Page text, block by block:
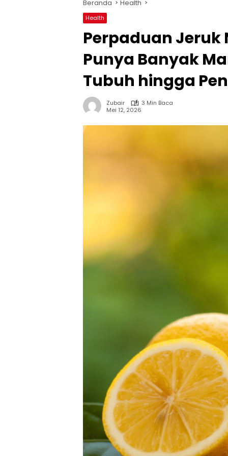
Beranda Health
Health
Perpaduan Jeruk
Punya Banyak
Tubuh hingga
Zubair
3 Min Baca
Mei 12, 2026